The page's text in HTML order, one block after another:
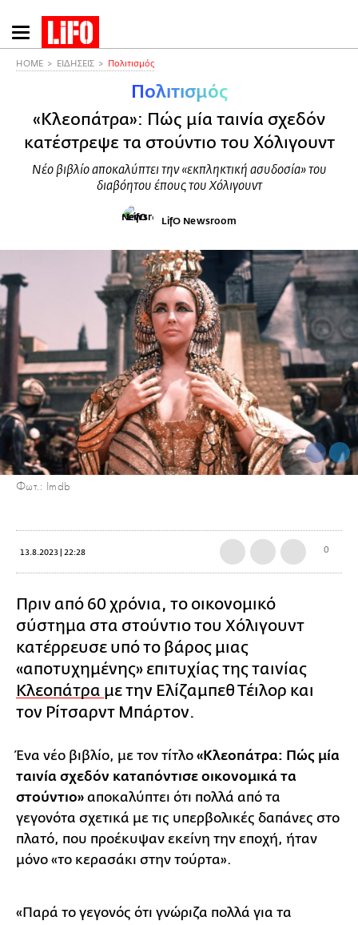
Παράκαμψη
προς
HOME ΕΙΔΗΣΕΙΣ Πολιτισμός
Πολιτισμός
«Κλεοπάτρα»: Πώς μία ταινία σχεδόν
κατέστρεψε τα στούντιο του Χόλιγουντ
Νέο βιβλίο αποκαλύπτει την «εκπληκτική ασυδοσία» του
διαβόητου έπους του Χόλιγουντ
LifO Newsroom
Φωτ.: Imdb
13.8.2023 | 22:28 0
Πριν από 60 χρόνια, το οικονομικό
σύστημα στα στούντιο του Χόλιγουντ
κατέρρευσε υπό το βάρος μιας
«αποτυχημένης» επιτυχίας της ταινίας
Κλεοπάτρα με την Ελίζαμπεθ Τέιλορ και
τον Ρίτσαρντ Μπάρτον.
Ένα νέο βιβλίο, με τον τίτλο «Κλεοπάτρα: Πώς μία
ταινία σχεδόν καταπόντισε οικονομικά τα
στούντιο» αποκαλύπτει ότι πολλά από τα
γεγονότα σχετικά με τις υπερβολικές δαπάνες στο
πλατό, που προέκυψαν εκείνη την εποχή, ήταν
μόνο «το κερασάκι στην τούρτα».
«Παρά το γεγονός ότι γνώριζα πολλά για τα